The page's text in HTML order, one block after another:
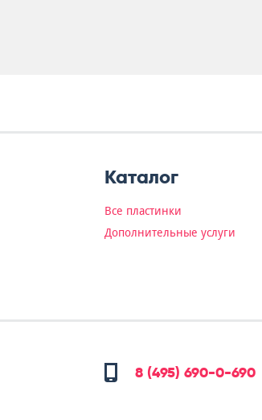
Каталог
Все пластинки
Дополнительные услуги
8 (495) 690-0-690